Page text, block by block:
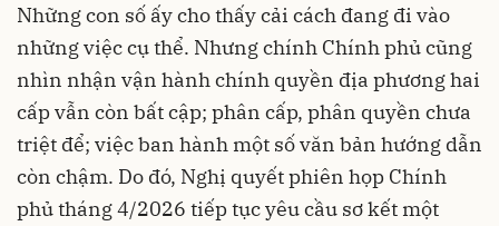
Những con số ấy cho thấy cải cách đang đi vào
những việc cụ thể. Nhưng chính Chính phủ cũng
nhìn nhận vận hành chính quyền địa phương hai
cấp vẫn còn bất cập; phân cấp, phân quyền chưa
triệt để; việc ban hành một số văn bản hướng dẫn
còn chậm. Do đó, Nghị quyết phiên họp Chính
phủ tháng 4/2026 tiếp tục yêu cầu sơ kết một